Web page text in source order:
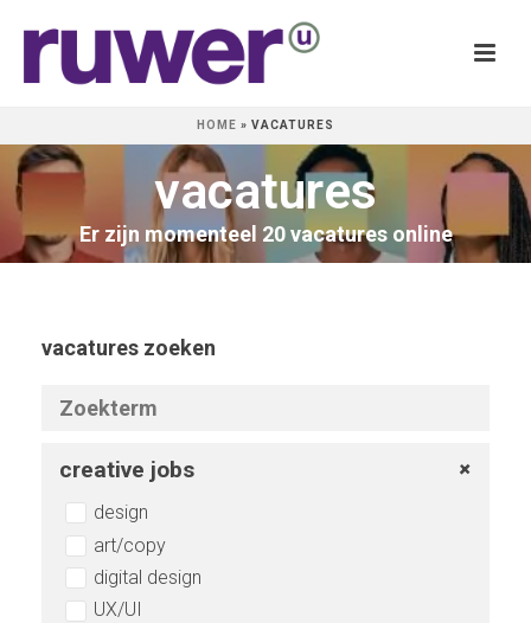
HOME » VACATURES
vacatures
Er zijn momenteel 20 vacatures online
vacatures zoeken
creative jobs
design
art/copy
digital design
UX/UI